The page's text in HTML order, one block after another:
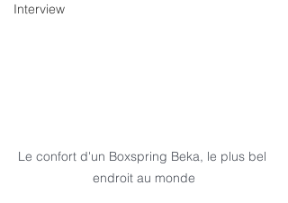
Interview
Le confort d'un Boxspring Beka, le plus bel
endroit au monde